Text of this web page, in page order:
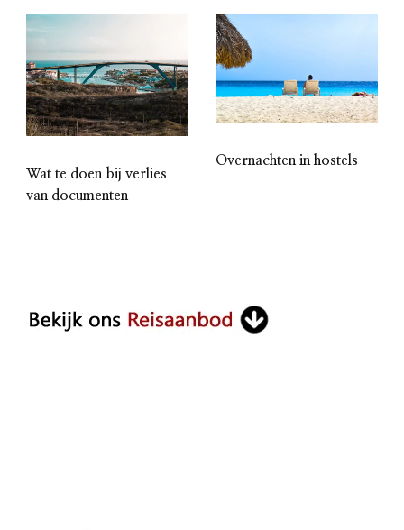
Wat te doen bij verlies
van documenten
Overnachten in hostels